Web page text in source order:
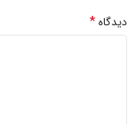
دیدگاه*